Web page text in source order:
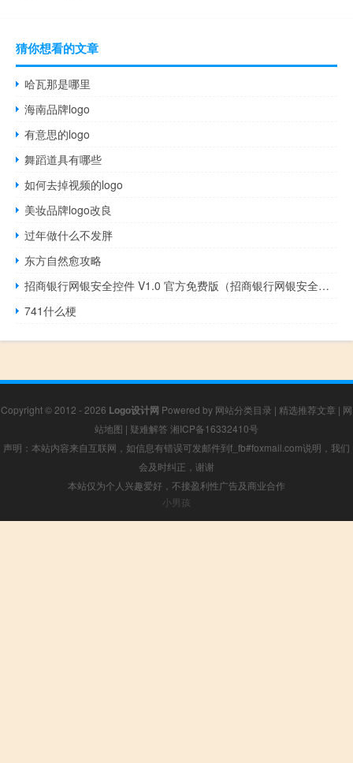
猜你想看的文章
哈瓦那是哪里
海南品牌logo
有意思的logo
舞蹈道具有哪些
如何去掉视频的logo
美妆品牌logo改良
过年做什么不发胖
东方自然愈攻略
招商银行网银安全控件 V1.0 官方免费版（招商银行网银安全控件 V1.0 官方免费版功能简介）
741什么梗
Copyright © 2012 - 2026 Logo设计网 Powered by 网站分类目录 | 精选推荐文章 | 网
站地图 | 疑难解答 湘ICP备16332410号
声明：本站内容来自互联网，如信息有错误可发邮件到f_fb#foxmail.com说明，我们
会及时纠正，谢谢
本站仅为个人兴趣爱好，不接盈利性广告及商业合作
小男孩